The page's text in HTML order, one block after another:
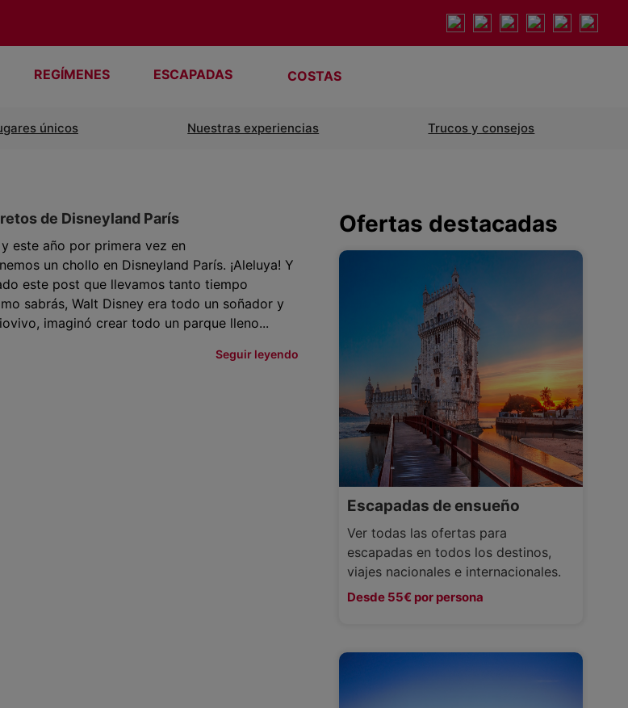
REGÍMENES ESCAPADAS COSTAS
únicos Nuestras experiencias Trucos y consejos
de Disneyland París
este año por primera vez en
un chollo en Disneyland París. ¡Aleluya! Y
este post que llevamos tanto tiempo
sabrás, Walt Disney era todo un soñador y
imaginó crear todo un parque lleno...
Seguir leyendo
Ofertas destacadas
Escapadas de ensueño
Ver todas las ofertas para
escapadas en todos los destinos,
viajes nacionales e internacionales.
Desde 55€ por persona